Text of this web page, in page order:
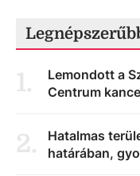
1.
Lemondott a
Centrum
2.
Hatalmas
határában,